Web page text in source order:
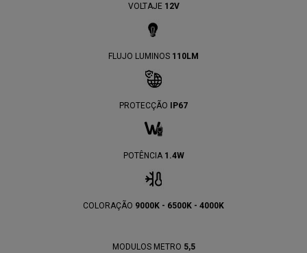
VOLTAJE 12V
FLUJO LUMINOS 110LM
PROTECÇÃO IP67
POTÊNCIA 1.4W
COLORAÇÃO 9000K - 6500K - 4000K
MODULOS METRO 5,5